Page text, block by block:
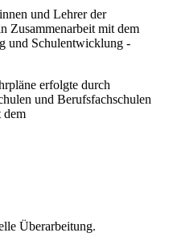
und Lehrer der
Zusammenarbeit mit dem
und Schulentwicklung -
erfolgte durch
und Berufsfachschulen
dem
Überarbeitung.